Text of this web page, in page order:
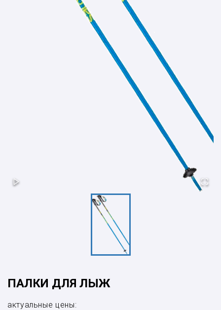
ПАЛКИ ДЛЯ ЛЫЖ
актуальные цены: